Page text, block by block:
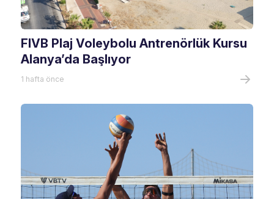
FIVB Plaj Voleybolu Antrenörlük Kursu
Alanya’da Başlıyor
1 hafta önce